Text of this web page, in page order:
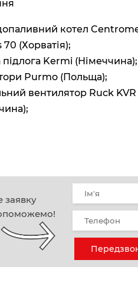
котел
(Хорватія);
підлога Kermi (Німеччина);
Purmo (Польща);
вентилятор Ruck KVR
заявку